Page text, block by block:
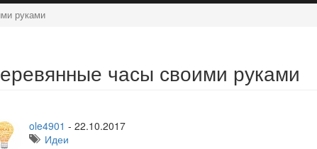
руками
часы своими руками
ole4901 - 22.10.2017
Идеи